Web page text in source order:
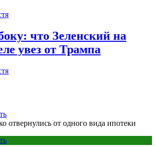
что Зеленский на
увез от Трампа
отвернулись от одного вида ипотеки